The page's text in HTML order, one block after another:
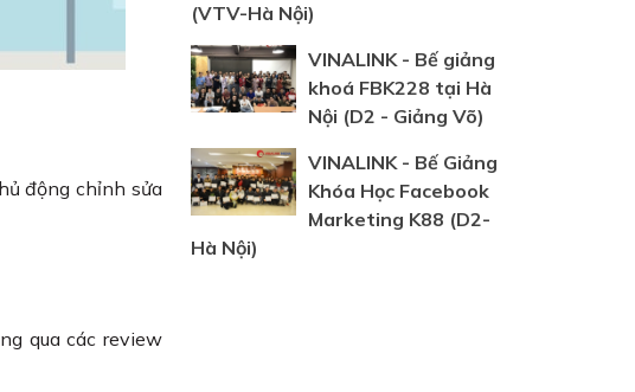
động chỉnh sửa
qua các review
(VTV-Hà Nội)
VINALINK - Bế giảng
khoá FBK228 tại Hà
Nội (D2 - Giảng Võ)
VINALINK - Bế Giảng
Khóa Học Facebook
Marketing K88 (D2-
Hà Nội)